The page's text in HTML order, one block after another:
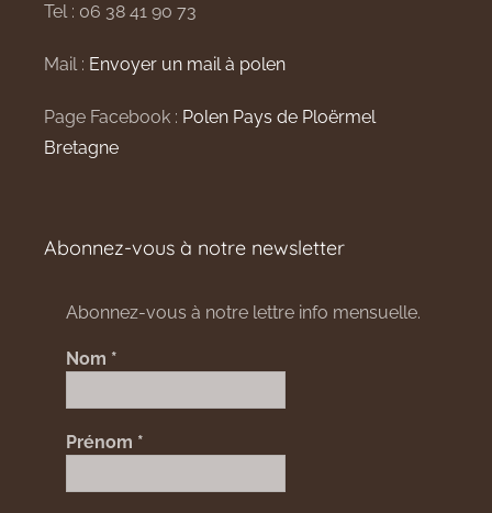
Tel : 06 38 41 90 73
Mail : Envoyer un mail à polen
Page Facebook : Polen Pays de Ploërmel
Bretagne
Abonnez-vous à notre newsletter
Abonnez-vous à notre lettre info mensuelle.
Nom *
Prénom *